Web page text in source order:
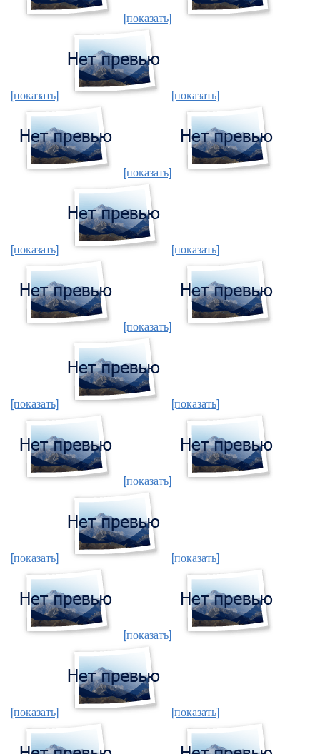
[показать]
[показать] [показать]
[показать]
[показать] [показать]
[показать]
[показать] [показать]
[показать]
[показать] [показать]
[показать]
[показать] [показать]